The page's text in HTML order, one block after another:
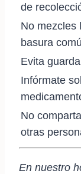
de
No mezcles
basura
Evita
Infórmate
No
otras
En nuestro